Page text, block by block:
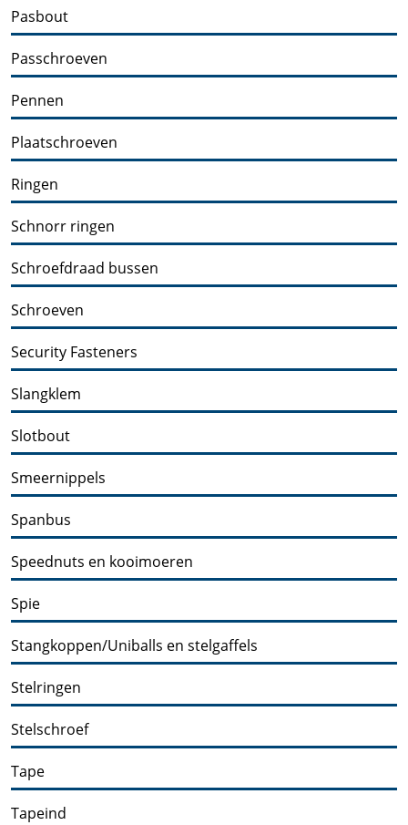
Pasbout
Passchroeven
Pennen
Plaatschroeven
Ringen
Schnorr ringen
Schroefdraad bussen
Schroeven
Security Fasteners
Slangklem
Slotbout
Smeernippels
Spanbus
Speednuts en kooimoeren
Spie
Stangkoppen/Uniballs en stelgaffels
Stelringen
Stelschroef
Tape
Tapeind